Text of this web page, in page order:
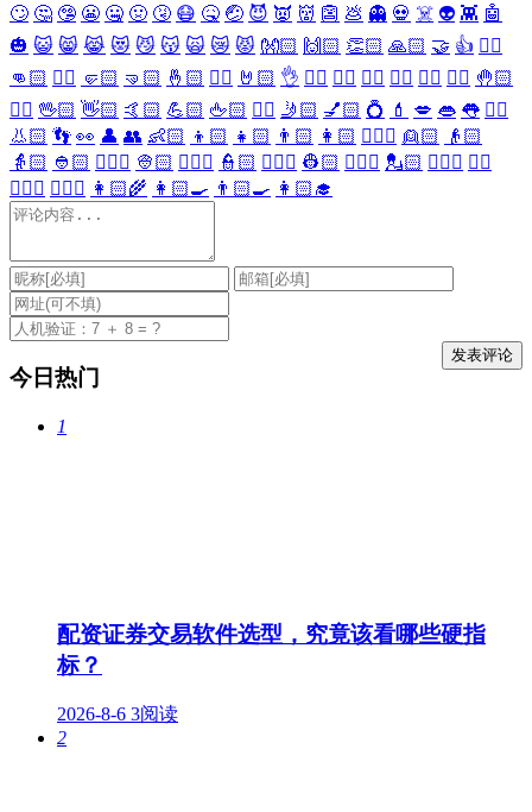
🙄 🤔 🤥 😬 🤐 🤢 🤧 😷 🤒 🤕 😈 👿 👹 👺 💩 👻 💀 ☠️ 👽 👾 🤖
🎃 😺 😸 😹 😻 😼 😽 🙀 😿 😾 👐🏻 🙌🏻 👏🏻 🙏🏻 🤝 👍 👎🏻
👊🏻 ✊🏻 🤛🏻 🤜🏻 🤞🏻 ✌🏻 🤘🏻 👌 👈🏻 👉🏻 👆🏻 👇🏻 ☝🏻 ✋🏻 🤚🏻
🖐🏻 🖖🏻 👋🏻 🤙🏻 💪🏻 🖕🏻 ✍🏻 🤳🏻 💅🏻 💍 💄 💋 👄 👅 👂🏻
👃🏻 👣 👀 👤 👥 👶🏻 👦🏻 👧🏻 👨🏻 👩🏻 👱🏻‍♀️ 👱🏻
👴🏻
👵🏻 👲🏻 👳🏻‍♀️ 👳🏻 👮🏻‍♀️ 👮🏻 👷🏻‍♀️ 👷🏻 💂🏻‍♀️ 💂🏻 🕵🏻‍♀️ 🕵🏻
👩🏻‍⚕️ 👨🏻‍⚕️ 👩🏻‍🌾 👩🏻‍🍳 👨🏻‍🍳 👩🏻‍🎓
今日热门
1
配资证券交易软件选型，究竟该看哪些硬指
标？
2026-8-6 3阅读
2